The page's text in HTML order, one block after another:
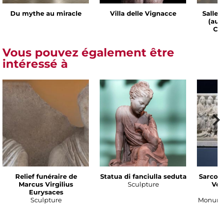
Du mythe au miracle Villa delle Vignacce
Salle
Vous pouvez également être
intéressé à
Relief funéraire de
Marcus Virgilius
Eurysaces
Sculpture
Statua di fanciulla seduta
Sculpture